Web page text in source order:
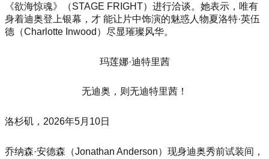
《欲海惊魂》（STAGE FRIGHT）进行洽谈。她表示，唯有
身着迪奥登上银幕，才 能让片中饰演的魅惑人物夏洛特·英伍
德（Charlotte Inwood）尽显璀璨风华。
玛莲娜·迪特里茜
无迪奥，则无迪特里茜！
洛杉矶，2026年5月10日
乔纳森·安德森（Jonathan Anderson）现身迪奥秀前试装间，